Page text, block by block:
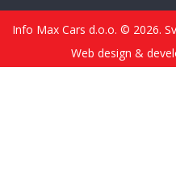
Info Max Cars d.o.o. © 2026.
Web design &